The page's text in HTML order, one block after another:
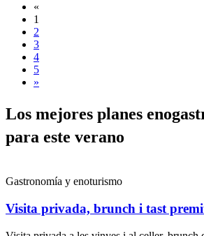
«
1
2
3
4
5
»
Los mejores planes
para este verano
Gastronomía y enoturismo
Visita privada, brunch i tast